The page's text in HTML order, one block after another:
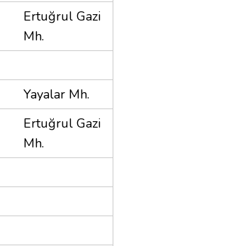
Ertuğrul Gazi
Mh.
Yayalar Mh.
Ertuğrul Gazi
Mh.